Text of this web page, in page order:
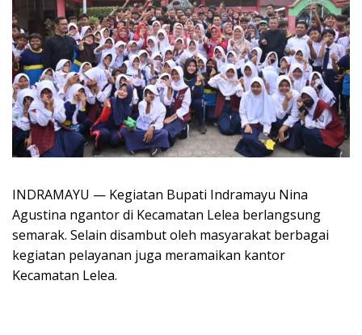
INDRAMAYU — Kegiatan Bupati Indramayu Nina
Agustina ngantor di Kecamatan Lelea berlangsung
semarak. Selain disambut oleh masyarakat berbagai
kegiatan pelayanan juga meramaikan kantor
Kecamatan Lelea.